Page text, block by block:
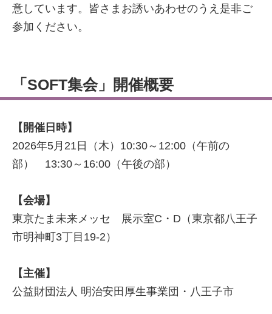
意しています。皆さまお誘いあわせのうえ是非ご
参加ください。
「SOFT集会」開催概要
【開催日時】
2026年5月21日（木）10:30～12:00（午前の
部） 13:30～16:00（午後の部）
【会場】
東京たま未来メッセ 展示室C・D（東京都八王子
市明神町3丁目19-2）
【主催】
公益財団法人 明治安田厚生事業団・八王子市